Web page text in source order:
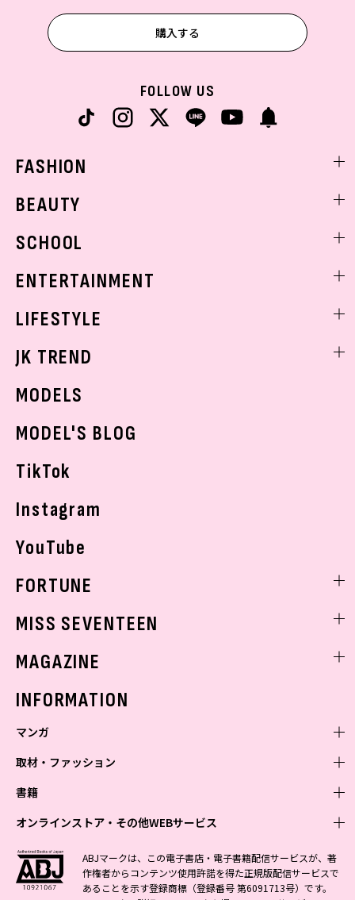
購入する
FOLLOW US
FASHION
着回し
BEAUTY
ベストコスメ
ボディケア
SCHOOL
学校ヘアメイク
ENTERTAINMENT
K-POP
LIFESTYLE
モデルの購入品
JK TREND
MODELS
MODEL'S BLOG
TikTok
Instagram
YouTube
FORTUNE
MISS SEVENTEEN
MAGAZINE
INFORMATION
マンガ
少年マンガ
Vジャンプ
最強ジャンプ
少年ジャンプ+
青年マンガ
ZEBRACK
S-MANGA
少女マンガ
ZEBRACK
S-MANGA
女性マンガ
ジャンプTOON
取材・ファッション
ファッション・美容
BAILA
MAQUIA
芸能・情報・スポーツ
週プレNEWS
週プレ グラジャパ!
書籍
文芸・文庫・総合
小説すばる
集英社 文芸ステーション
学芸・ノンフィクション・新書
1日5分で、明日は変わる よみタイ yomitai
ライトノベル・ノベライズ
オンラインストア・その他WEBサービス
オンラインストア
OTO
その他WEBサービス
ABJマークは、この電子書店・電子書籍配信サービスが、著
作権者からコンテンツ使用許諾を得た正規版配信サービスで
あることを示す登録商標（登録番号 第6091713号）です。